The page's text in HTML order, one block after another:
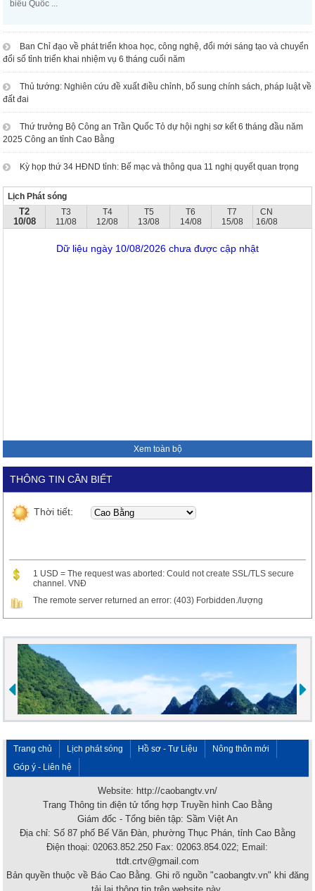
biểu Quốc ...
Ban Chỉ đạo về phát triển khoa học, công nghệ, đổi mới sáng tạo và chuyển
đổi số tỉnh triển khai nhiệm vụ 6 tháng cuối năm
Thủ tướng: Nghiên cứu đề xuất điều chỉnh, bổ sung chính sách, pháp luật về
đất đai
Thứ trưởng Bộ Công an Trần Quốc Tỏ dự hội nghị sơ kết 6 tháng đầu năm
2025 Công an tỉnh Cao Bằng
Kỳ họp thứ 34 HĐND tỉnh: Bế mạc và thông qua 11 nghị quyết quan trọng
Lịch Phát sóng
T2
10/08
T3
11/08
T4
12/08
T5
13/08
T6
14/08
T7
15/08
CN
16/08
Dữ liệu ngày 10/08/2026 chưa được cập nhật
Xem toàn bộ
THÔNG TIN CẦN BIẾT
Thời tiết:
1 USD = The request was aborted: Could not create SSL/TLS secure
channel. VNĐ
The remote server returned an error: (403) Forbidden./lượng
Trang chủ Lịch phát sóng Hồ sơ - Tư Liệu
Nông thôn mới
Góp ý - Liên hệ
Website: http://caobangtv.vn/
Trang Thông tin điện tử tổng hợp Truyền hình Cao Bằng
Giám đốc - Tổng biên tập: Sầm Việt An
Địa chỉ: Số 87 phố Bế Văn Đàn, phường Thục Phán, tỉnh Cao Bằng
Điện thoại: 02063.852.250 Fax: 02063.854.022; Email:
ttdt.crtv@gmail.com
Bản quyền thuộc về Báo Cao Bằng. Ghi rõ nguồn "caobangtv.vn" khi đăng